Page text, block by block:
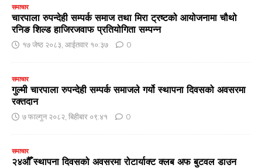
समाचार
चारपाला रुपन्देही सम्पर्क समाज तथा मिरा ट्रष्टको आयोजनामा चौथो
रनिङ शिल्ड हाजिरजवाफ प्रतियोगिता सम्पन्न
१७ जेष्ठ २०८३, आईतवार १०:३७ 0
समाचार
गुल्मी चारपाला रुपन्देही सम्पर्क समाजले गर्यो स्थापना दिवसको अवसरमा
रक्तदान
७ फाल्गुन २०८२, बिहीबार ०९:४१ 0
समाचार
२४औँ स्थापना दिवसको अवसरमा रोटार्याक्ट क्लब अफ बुटवल डाउन